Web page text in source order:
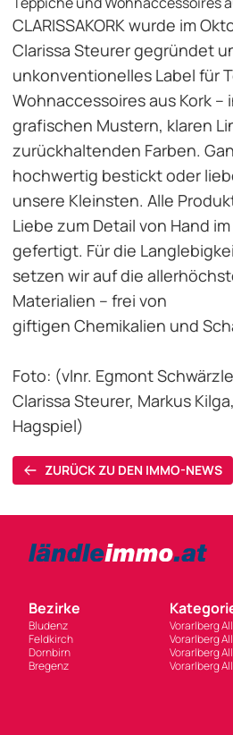
CLARISSAKORK wurde im
Clarissa Steurer gegründet
unkonventionelles Label für
Wohnaccessoires aus Kork –
grafischen Mustern, klaren
zurückhaltenden Farben.
hochwertig bestickt oder
unsere Kleinsten. Alle
Liebe zum Detail von Hand
gefertigt. Für die
setzen wir auf die
Materialien – frei von
giftigen Chemikalien und
Foto: (vlnr. Egmont
Clarissa Steurer, Markus
Hagspiel)
ZURÜCK ZU DEN IMMO-NEWS
Bezirke
Bludenz
Feldkirch
Dornbirn
Bregenz
Vorarlberg
Vorarlberg
Vorarlberg
Vorarlberg